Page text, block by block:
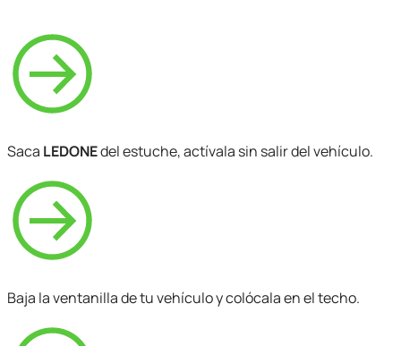
Saca LEDONEdel estuche, actívala sin salir del vehículo.
Baja la ventanilla de tu vehículo y colócala en el techo.